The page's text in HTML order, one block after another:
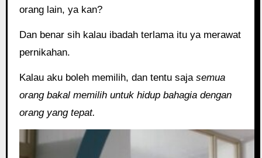
orang lain, ya kan?
Dan benar sih kalau ibadah terlama itu ya merawat
pernikahan.
Kalau aku boleh memilih, dan tentu saja semua
orang bakal memilih untuk hidup bahagia dengan
orang yang tepat.